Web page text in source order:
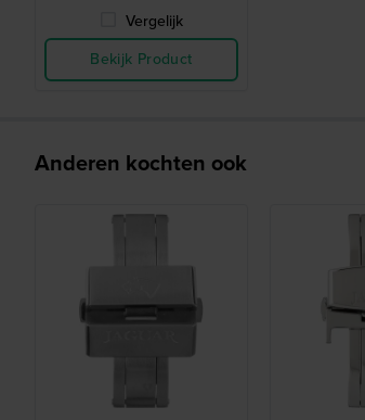
Vergelijk
Bekijk Product
Anderen kochten ook